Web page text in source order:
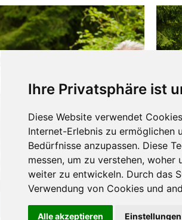
Ihre Privatsphäre ist
Diese Website verwendet
Internet-Erlebnis zu ermöglichen
Bedürfnisse anzupassen. Diese
messen, um zu verstehen, woher
weiter zu entwickeln. Durch das
Verwendung von Cookies und
Alle akzeptieren